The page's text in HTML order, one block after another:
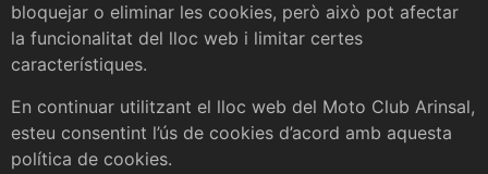
bloquejar o eliminar les cookies, però això pot afectar
la funcionalitat del lloc web i limitar certes
característiques.
En continuar utilitzant el lloc web del Moto Club Arinsal,
esteu consentint l’ús de cookies d’acord amb aquesta
política de cookies.